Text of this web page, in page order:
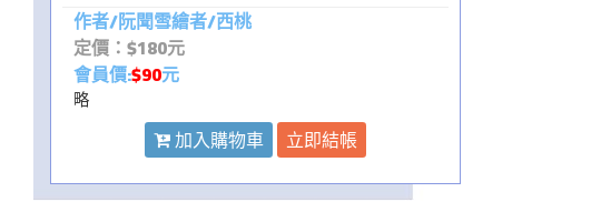
作者/阮聞雪繪者/西桃
定價：$180元
會員價:$90元
略
加入購物車 立即結帳